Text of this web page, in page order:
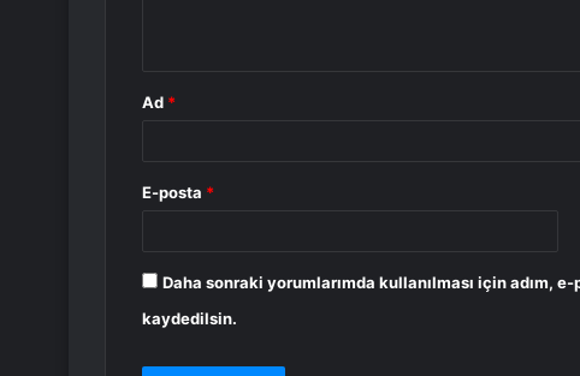
Ad *
E-posta *
Daha sonraki yorumlarımda kullanılması için adım,
kaydedilsin.